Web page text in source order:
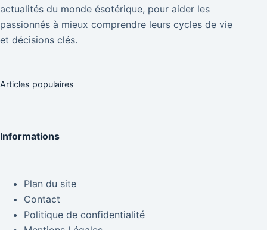
actualités du monde ésotérique, pour aider les
passionnés à mieux comprendre leurs cycles de vie
et décisions clés.
Articles populaires
Informations
Plan du site
Contact
Politique de confidentialité